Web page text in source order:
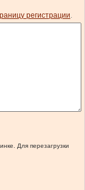
регистрации.
Для перезагрузки